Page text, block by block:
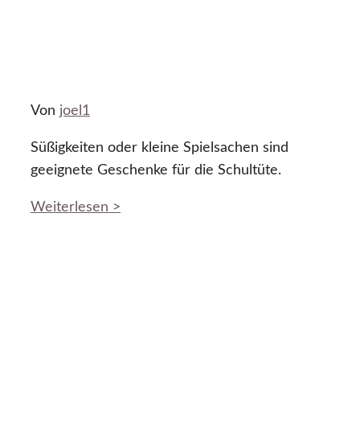
Von joel1
Süßigkeiten oder kleine Spielsachen sind
geeignete Geschenke für die Schultüte.
Weiterlesen >